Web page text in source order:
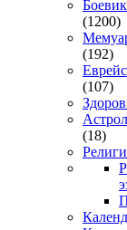
(1200)
(192)
(107)
(18)